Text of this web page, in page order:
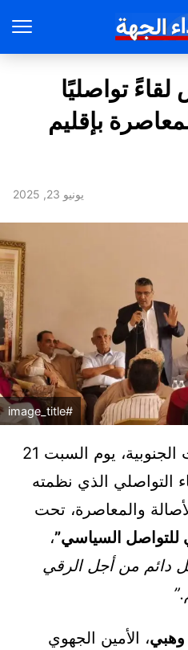
تواصليًا
بإقليم
يونيو 23, 2025
#image_title
احتضنت جماعة تارودانت الجنوبية، يوم السبت 21
اللقاء التواصلي الذي نظمته
والمعاصرة، تحت
للتواصل السياسي”،
دائم من أجل الرقي
وهبي، الأمين الجهوي